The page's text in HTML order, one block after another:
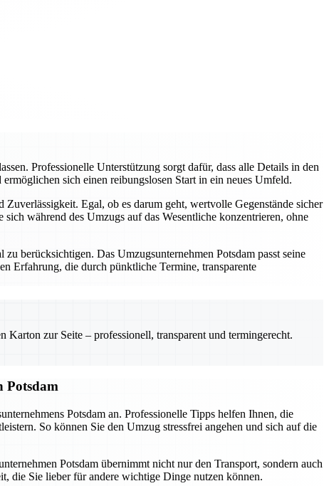
Professionelle Unterstützung sorgt dafür, dass alle Details in den
sich einen reibungslosen Start in ein neues Umfeld.
Egal, ob es darum geht, wertvolle Gegenstände sicher
während des Umzugs auf das Wesentliche konzentrieren, ohne
berücksichtigen. Das Umzugsunternehmen Potsdam passt seine
Erfahrung, die durch pünktliche Termine, transparente
Karton zur Seite – professionell, transparent und termingerecht.
Potsdam
Potsdam an. Professionelle Tipps helfen Ihnen, die
So können Sie den Umzug stressfrei angehen und sich auf die
Potsdam übernimmt nicht nur den Transport, sondern auch
die Sie lieber für andere wichtige Dinge nutzen können.